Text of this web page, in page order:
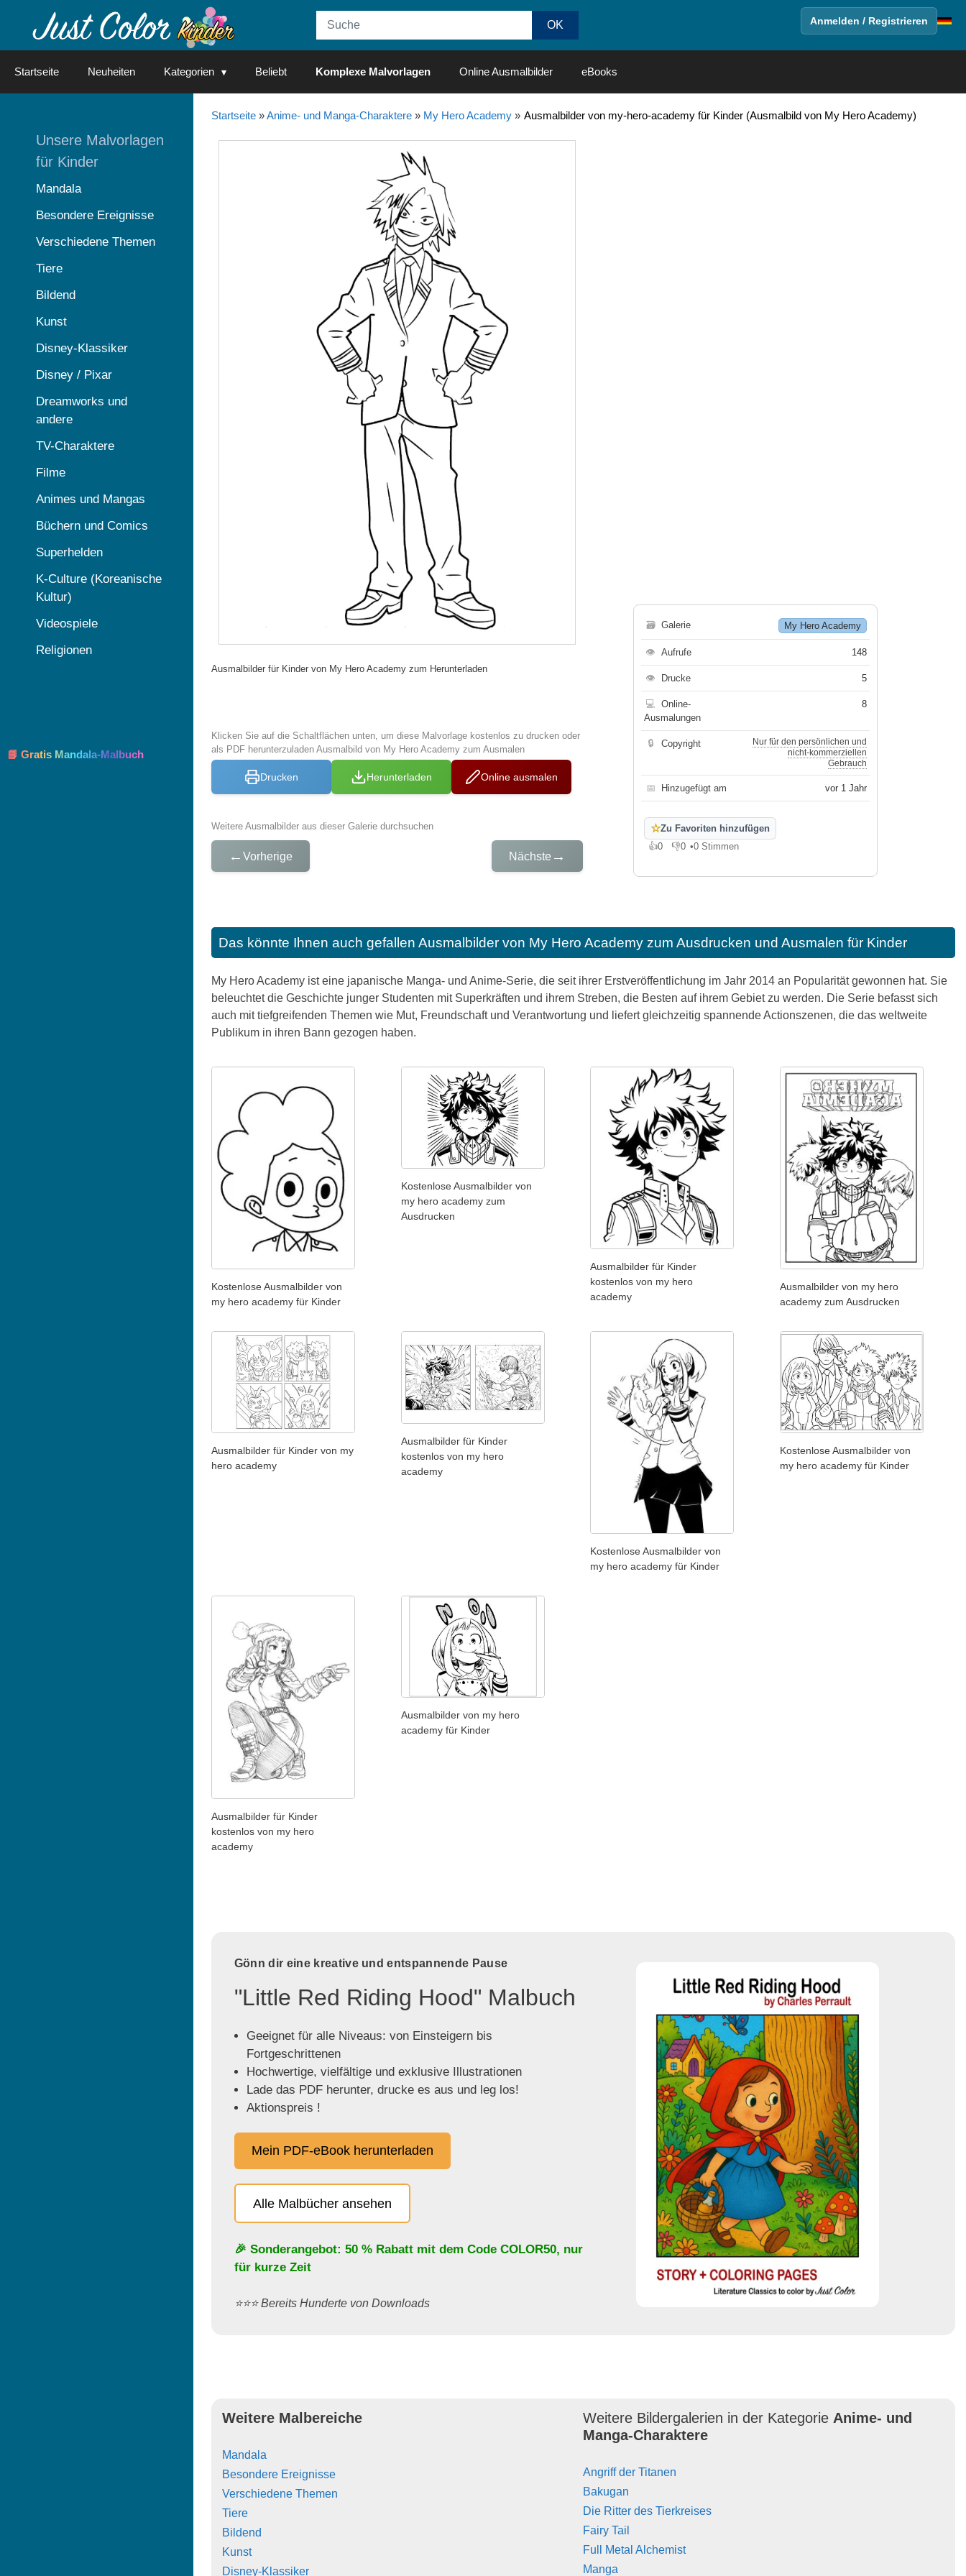
Anmelden / Registrieren
Startseite Neuheiten Kategorien Beliebt Komplexe Malvorlagen Online Ausmalbilder eBooks
Startseite»Anime- und Manga-Charaktere» My Hero Academy» Ausmalbilder von my-hero-academy für Kinder (Ausmalbild von My Hero Academy)
Ausmalbilder für Kinder von My Hero Academy zum Herunterladen
Klicken Sie auf die Schaltflächen unten, um diese Malvorlage kostenlos zu drucken oder
als PDF herunterzuladen Ausmalbild von My Hero Academy zum Ausmalen
Drucken Herunterladen Online ausmalen
Weitere Ausmalbilder aus dieser Galerie durchsuchen
← Vorherige Nächste →
🗃 Galerie My Hero Academy
👁 Aufrufe 148
👁 Drucke 5
💻
Online-
Ausmalungen
8
🔒 Copyright
Nur für den persönlichen und
nicht-kommerziellen
Gebrauch
📅 Hinzugefügt am vor 1 Jahr
☆Zu Favoriten hinzufügen
👍0
Gefällt mir
👎0
Gefällt mir nicht
•0 Stimmen
Das könnte Ihnen auch gefallen Ausmalbilder von My Hero Academy zum Ausdrucken und Ausmalen für Kinder
My Hero Academy ist eine japanische Manga- und Anime-Serie, die seit ihrer Erstveröffentlichung im Jahr 2014 an Popularität gewonnen hat. Sie
beleuchtet die Geschichte junger Studenten mit Superkräften und ihrem Streben, die Besten auf ihrem Gebiet zu werden. Die Serie befasst sich
auch mit tiefgreifenden Themen wie Mut, Freundschaft und Verantwortung und liefert gleichzeitig spannende Actionszenen, die das weltweite
Publikum in ihren Bann gezogen haben.
Kostenlose Ausmalbilder von
my hero academy für Kinder
Kostenlose Ausmalbilder von
my hero academy zum
Ausdrucken
Ausmalbilder für Kinder
kostenlos von my hero
academy
Ausmalbilder von my hero
academy zum Ausdrucken
Ausmalbilder für Kinder von my
hero academy
Ausmalbilder für Kinder
kostenlos von my hero
academy
Kostenlose Ausmalbilder von
my hero academy für Kinder
Kostenlose Ausmalbilder von
my hero academy für Kinder
Ausmalbilder für Kinder
kostenlos von my hero
academy
Ausmalbilder von my hero
academy für Kinder
Gönn dir eine kreative und entspannende Pause
"Little Red Riding Hood" Malbuch
Geeignet für alle Niveaus: von Einsteigern bis
Fortgeschrittenen
Hochwertige, vielfältige und exklusive Illustrationen
Lade das PDF herunter, drucke es aus und leg los!
Aktionspreis !
Mein PDF-eBook herunterladen
Alle Malbücher ansehen
🎉 Sonderangebot: 50 % Rabatt mit dem Code COLOR50, nur
für kurze Zeit
⭐️⭐️⭐️ Bereits Hunderte von Downloads
Weitere Malbereiche
Mandala
Besondere Ereignisse
Verschiedene Themen
Tiere
Bildend
Kunst
Disney-Klassiker
Weitere Bildergalerien in der Kategorie Anime- und
Manga-Charaktere
Angriff der Titanen
Bakugan
Die Ritter des Tierkreises
Fairy Tail
Full Metal Alchemist
Manga
Unsere Malvorlagen
für Kinder
Mandala
Besondere Ereignisse
Verschiedene Themen
Tiere
Bildend
Kunst
Disney-Klassiker
Disney / Pixar
Dreamworks und
andere
TV-Charaktere
Filme
Animes und Mangas
Büchern und Comics
Superhelden
K-Culture (Koreanische
Kultur)
Videospiele
Religionen
📘 Gratis Mandala-Malbuch